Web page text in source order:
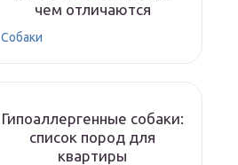
чем отличаются
Собаки
Гипоаллергенные собаки:
список пород для
квартиры